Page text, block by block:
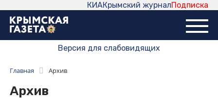
Подписка
Крымский журнал
КИА
Версия для слабовидящих
Главная Архив
Архив